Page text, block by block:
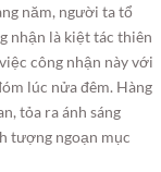
năm, người ta tổ
nhận là kiệt tác thiên
công nhận này với
lúc nửa đêm. Hàng
tỏa ra ánh sáng
tượng ngoạn mục